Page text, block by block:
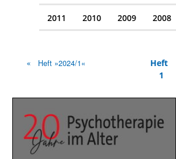
2011 2010 2009 2008
Heft »2024/1«
Heft
1